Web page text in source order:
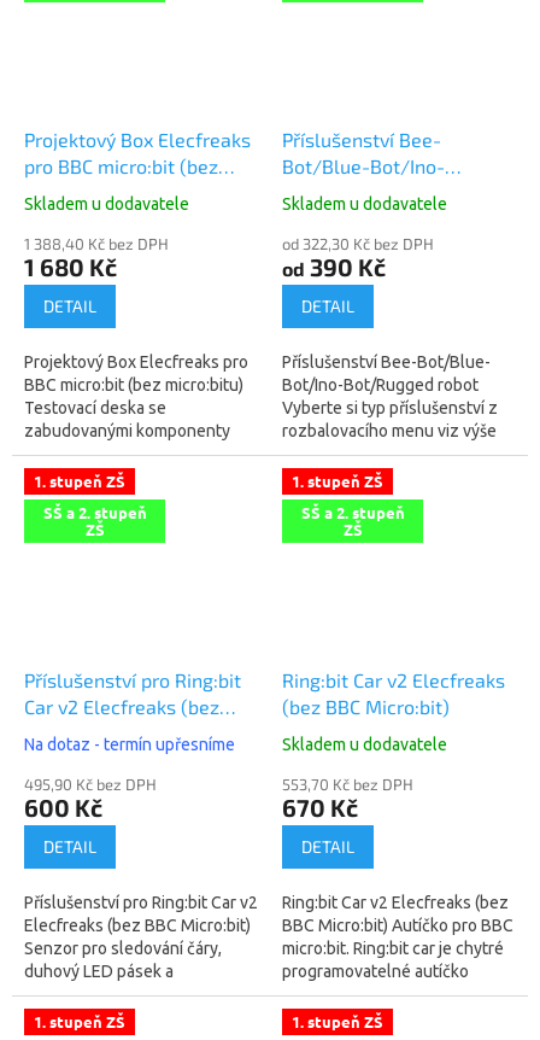
Projektový Box Elecfreaks
pro BBC micro:bit (bez
micro:bitu)
Skladem u dodavatele
1 388,40 Kč bez DPH
1 680 Kč
DETAIL
Projektový Box Elecfreaks pro
BBC micro:bit (bez micro:bitu)
Testovací deska se
zabudovanými komponenty
pro základní porozumění
elektronickým
obvodům!Naučte se ovládat
základní...
Příslušenství Bee-
Bot/Blue-Bot/Ino-
Bot/Rugged robot
Skladem u dodavatele
od 322,30 Kč bez DPH
od 390 Kč
DETAIL
Příslušenství Bee-Bot/Blue-
Bot/Ino-Bot/Rugged robot
Vyberte si typ příslušenství z
rozbalovacího menu viz výše
"Zvolte variantu" a vybranou
položku "Přidejte do košíku"....
1. stupeň ZŠ
SŠ a 2. stupeň
ZŠ
Příslušenství pro Ring:bit
Car v2 Elecfreaks (bez
BBC Micro:bit)
Na dotaz - termín upřesníme
495,90 Kč bez DPH
600 Kč
DETAIL
Příslušenství pro Ring:bit Car v2
Elecfreaks (bez BBC Micro:bit)
Senzor pro sledování čáry,
duhový LED pásek a
ultrazvukový senzor pro
měření vzdálenosti. Senzor
1. stupeň ZŠ
SŠ a 2. stupeň
ZŠ
Ring:bit Car v2 Elecfreaks
(bez BBC Micro:bit)
Skladem u dodavatele
553,70 Kč bez DPH
670 Kč
DETAIL
Ring:bit Car v2 Elecfreaks (bez
BBC Micro:bit) Autíčko pro BBC
micro:bit. Ring:bit car je chytré
programovatelné autíčko
založené na BBC micro:bit a
Elecfreaks Ring:bit....
1. stupeň ZŠ 1. stupeň ZŠ